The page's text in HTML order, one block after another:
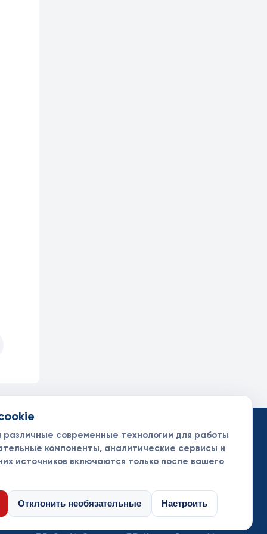
и партнеры
различные современные технологии для работы
компоненты, аналитические сервисы и
источников включаются только после вашего
Отклонить необязательные Настроить